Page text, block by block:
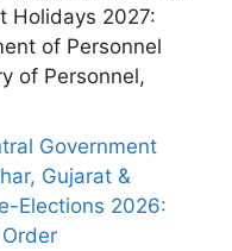
Holidays 2027:
of Personnel
of Personnel,
Government
Gujarat &
Elections 2026: